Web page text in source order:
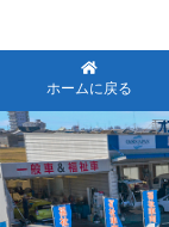
ホームに戻る